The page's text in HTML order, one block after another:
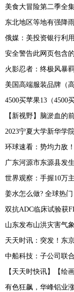
美食大冒险第二季全
东北地区等地有强降
俄媒：美投资银行利
火影忍者：终极风暴
美国高端服装品牌（
4500买苹果13（4500
【新视野】脑淤血的
广东河源市东源县发
世界观察：手握10万
姜水怎么做? 全球热门
双抗ADC临床试验获
山东发布山洪灾害气
天天时讯：突发！东
中船科技：子公司联
【天天时快讯】【绘